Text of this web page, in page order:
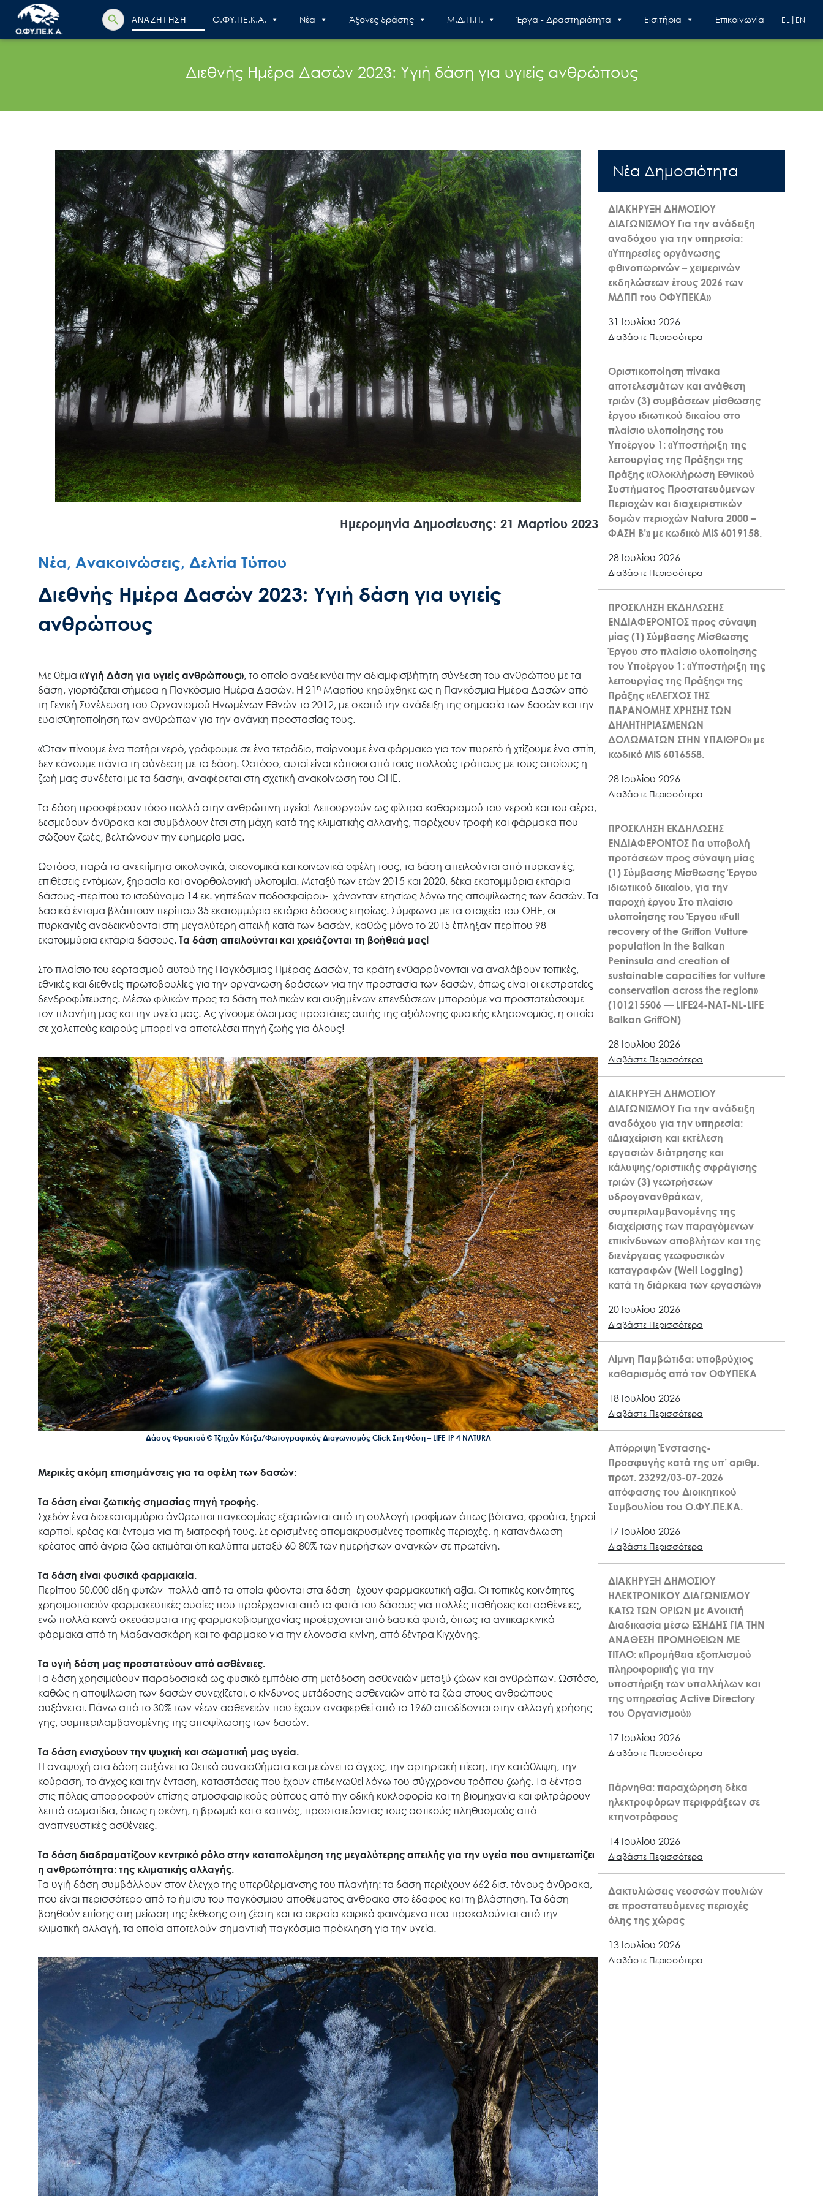
Search
for:
Search Button
Ο.ΦΥ.ΠΕ.Κ.Α. Nέα Άξονες δράσης Μ.Δ.Π.Π. Έργα - Δραστηριότητα Εισιτήρια Επικοινωνία EN
EL
Search
Νέα – Δημοσιότητα
Άξονες δράσης
Μ.Δ.Π.Π.
Έργα
Εισιτήρια
Επικοινωνία
Ακολουθήστε μας
Διεθνής Ημέρα Δασών 2023: Υγιή δάση για υγιείς ανθρώπους
Ημερομηνία Δημοσίευσης: 21 Μαρτίου 2023
Νέα, Ανακοινώσεις, Δελτία Τύπου
Διεθνής Ημέρα Δασών 2023: Υγιή δάση για υγιείς
ανθρώπους
Με θέμα «Υγιή Δάση για υγιείς ανθρώπους», το οποίο αναδεικνύει την αδιαμφισβήτητη σύνδεση του ανθρώπου με τα
δάση, γιορτάζεται σήμερα η Παγκόσμια Ημέρα Δασών. Η 21 η Μαρτίου κηρύχθηκε ως η Παγκόσμια Ημέρα Δασών από
τη Γενική Συνέλευση του Οργανισμού Ηνωμένων Εθνών το 2012, με σκοπό την ανάδειξη της σημασία των δασών και την
ευαισθητοποίηση των ανθρώπων για την ανάγκη προστασίας τους.
«Όταν πίνουμε ένα ποτήρι νερό, γράφουμε σε ένα τετράδιο, παίρνουμε ένα φάρμακο για τον πυρετό ή χτίζουμε ένα σπίτι,
δεν κάνουμε πάντα τη σύνδεση με τα δάση. Ωστόσο, αυτοί είναι κάποιοι από τους πολλούς τρόπους με τους οποίους η
ζωή μας συνδέεται με τα δάση», αναφέρεται στη σχετική ανακοίνωση του ΟΗΕ.
Τα δάση προσφέρουν τόσο πολλά στην ανθρώπινη υγεία! Λειτουργούν ως φίλτρα καθαρισμού του νερού και του αέρα,
δεσμεύουν άνθρακα και συμβάλουν έτσι στη μάχη κατά της κλιματικής αλλαγής, παρέχουν τροφή και φάρμακα που
σώζουν ζωές, βελτιώνουν την ευημερία μας.
Ωστόσο, παρά τα ανεκτίμητα οικολογικά, οικονομικά και κοινωνικά οφέλη τους, τα δάση απειλούνται από πυρκαγιές,
επιθέσεις εντόμων, ξηρασία και ανορθολογική υλοτομία. Μεταξύ των ετών 2015 και 2020, δέκα εκατομμύρια εκτάρια
δάσους -περίπου το ισοδύναμο 14 εκ. γηπέδων ποδοσφαίρου- χάνονταν ετησίως λόγω της αποψίλωσης των δασών. Τα
δασικά έντομα βλάπτουν περίπου 35 εκατομμύρια εκτάρια δάσους ετησίως. Σύμφωνα με τα στοιχεία του ΟΗΕ, οι
πυρκαγιές αναδεικνύονται στη μεγαλύτερη απειλή κατά των δασών, καθώς μόνο το 2015 έπληξαν περίπου 98
εκατομμύρια εκτάρια δάσους. Τα δάση απειλούνται και χρειάζονται τη βοήθειά μας!
Στο πλαίσιο του εορτασμού αυτού της Παγκόσμιας Ημέρας Δασών, τα κράτη ενθαρρύνονται να αναλάβουν τοπικές,
εθνικές και διεθνείς πρωτοβουλίες για την οργάνωση δράσεων για την προστασία των δασών, όπως είναι οι εκστρατείες
δενδροφύτευσης. Μέσω φιλικών προς τα δάση πολιτικών και αυξημένων επενδύσεων μπορούμε να προστατεύσουμε
τον πλανήτη μας και την υγεία μας. Ας γίνουμε όλοι μας προστάτες αυτής της αξιόλογης φυσικής κληρονομιάς, η οποία
σε χαλεπούς καιρούς μπορεί να αποτελέσει πηγή ζωής για όλους!
Δάσος Φρακτού © Τζηχάν Κότζα/Φωτογραφικός Διαγωνισμός Click Στη Φύση – LIFE-IP 4 NATURA
Μερικές ακόμη επισημάνσεις για τα οφέλη των δασών:
Τα δάση είναι ζωτικής σημασίας πηγή τροφής.
Σχεδόν ένα δισεκατομμύριο άνθρωποι παγκοσμίως εξαρτώνται από τη συλλογή τροφίμων όπως βότανα, φρούτα, ξηροί
καρποί, κρέας και έντομα για τη διατροφή τους. Σε ορισμένες απομακρυσμένες τροπικές περιοχές, η κατανάλωση
κρέατος από άγρια ζώα εκτιμάται ότι καλύπτει μεταξύ 60-80% των ημερήσιων αναγκών σε πρωτεΐνη.
Τα δάση είναι φυσικά φαρμακεία.
Περίπου 50.000 είδη φυτών -πολλά από τα οποία φύονται στα δάση- έχουν φαρμακευτική αξία. Οι τοπικές κοινότητες
χρησιμοποιούν φαρμακευτικές ουσίες που προέρχονται από τα φυτά του δάσους για πολλές παθήσεις και ασθένειες,
ενώ πολλά κοινά σκευάσματα της φαρμακοβιομηχανίας προέρχονται από δασικά φυτά, όπως τα αντικαρκινικά
φάρμακα από τη Μαδαγασκάρη και το φάρμακο για την ελονοσία κινίνη, από δέντρα Κιγχόνης.
Τα υγιή δάση μας προστατεύουν από ασθένειες.
Τα δάση χρησιμεύουν παραδοσιακά ως φυσικό εμπόδιο στη μετάδοση ασθενειών μεταξύ ζώων και ανθρώπων. Ωστόσο,
καθώς η αποψίλωση των δασών συνεχίζεται, ο κίνδυνος μετάδοσης ασθενειών από τα ζώα στους ανθρώπους
αυξάνεται. Πάνω από το 30% των νέων ασθενειών που έχουν αναφερθεί από το 1960 αποδίδονται στην αλλαγή χρήσης
γης, συμπεριλαμβανομένης της αποψίλωσης των δασών.
Τα δάση ενισχύουν την ψυχική και σωματική μας υγεία.
Η αναψυχή στα δάση αυξάνει τα θετικά συναισθήματα και μειώνει το άγχος, την αρτηριακή πίεση, την κατάθλιψη, την
κούραση, το άγχος και την ένταση, καταστάσεις που έχουν επιδεινωθεί λόγω του σύγχρονου τρόπου ζωής. Τα δέντρα
στις πόλεις απορροφούν επίσης ατμοσφαιρικούς ρύπους από την οδική κυκλοφορία και τη βιομηχανία και φιλτράρουν
λεπτά σωματίδια, όπως η σκόνη, η βρωμιά και ο καπνός, προστατεύοντας τους αστικούς πληθυσμούς από
αναπνευστικές ασθένειες.
Τα δάση διαδραματίζουν κεντρικό ρόλο στην καταπολέμηση της μεγαλύτερης απειλής για την υγεία που αντιμετωπίζει
η ανθρωπότητα: της κλιματικής αλλαγής.
Τα υγιή δάση συμβάλλουν στον έλεγχο της υπερθέρμανσης του πλανήτη: τα δάση περιέχουν 662 δισ. τόνους άνθρακα,
που είναι περισσότερο από το ήμισυ του παγκόσμιου αποθέματος άνθρακα στο έδαφος και τη βλάστηση. Τα δάση
βοηθούν επίσης στη μείωση της έκθεσης στη ζέστη και τα ακραία καιρικά φαινόμενα που προκαλούνται από την
κλιματική αλλαγή, τα οποία αποτελούν σημαντική παγκόσμια πρόκληση για την υγεία.
Nέα Δημοσιότητα
ΔΙΑΚΗΡΥΞΗ ΔΗΜΟΣΙΟΥ
ΔΙΑΓΩΝΙΣΜΟΥ Για την ανάδειξη
αναδόχου για την υπηρεσία:
«Υπηρεσίες οργάνωσης
φθινοπωρινών – χειμερινών
εκδηλώσεων έτους 2026 των
ΜΔΠΠ του ΟΦΥΠΕΚΑ»
31 Ιουλίου 2026
Διαβάστε Περισσότερα
Οριστικοποίηση πίνακα
αποτελεσμάτων και ανάθεση
τριών (3) συμβάσεων μίσθωσης
έργου ιδιωτικού δικαίου στο
πλαίσιο υλοποίησης του
Υποέργου 1: «Υποστήριξη της
λειτουργίας της Πράξης» της
Πράξης «Ολοκλήρωση Εθνικού
Συστήματος Προστατευόμενων
Περιοχών και διαχειριστικών
δομών περιοχών Natura 2000 –
ΦΑΣΗ Β’» με κωδικό MIS 6019158.
28 Ιουλίου 2026
Διαβάστε Περισσότερα
ΠΡΟΣΚΛΗΣΗ ΕΚΔΗΛΩΣΗΣ
ΕΝΔΙΑΦΕΡΟΝΤΟΣ προς σύναψη
μίας (1) Σύμβασης Μίσθωσης
Έργου στο πλαίσιο υλοποίησης
του Υποέργου 1: «Υποστήριξη της
λειτουργίας της Πράξης» της
Πράξης «ΕΛΕΓΧΟΣ ΤΗΣ
ΠΑΡΑΝΟΜΗΣ ΧΡΗΣΗΣ ΤΩΝ
ΔΗΛΗΤΗΡΙΑΣΜΕΝΩΝ
ΔΟΛΩΜΑΤΩΝ ΣΤΗΝ ΥΠΑΙΘΡΟ» με
κωδικό MIS 6016558.
28 Ιουλίου 2026
Διαβάστε Περισσότερα
ΠΡΟΣΚΛΗΣΗ ΕΚΔΗΛΩΣΗΣ
ΕΝΔΙΑΦΕΡΟΝΤΟΣ Για υποβολή
προτάσεων προς σύναψη μίας
(1) Σύμβασης Μίσθωσης Έργου
ιδιωτικού δικαίου, για την
παροχή έργου Στο πλαίσιο
υλοποίησης του Έργου «Full
recovery of the Griffon Vulture
population in the Balkan
Peninsula and creation of
sustainable capacities for vulture
conservation across the region»
(101215506 — LIFE24-NAT-NL-LIFE
Balkan GriffON)
28 Ιουλίου 2026
Διαβάστε Περισσότερα
ΔΙΑΚΗΡΥΞΗ ΔΗΜΟΣΙΟΥ
ΔΙΑΓΩΝΙΣΜΟΥ Για την ανάδειξη
αναδόχου για την υπηρεσία:
«Διαχείριση και εκτέλεση
εργασιών διάτρησης και
κάλυψης/οριστικής σφράγισης
τριών (3) γεωτρήσεων
υδρογονανθράκων,
συμπεριλαμβανομένης της
διαχείρισης των παραγόμενων
επικίνδυνων αποβλήτων και της
διενέργειας γεωφυσικών
καταγραφών (Well Logging)
κατά τη διάρκεια των εργασιών»
20 Ιουλίου 2026
Διαβάστε Περισσότερα
Λίμνη Παμβώτιδα: υποβρύχιος
καθαρισμός από τον ΟΦΥΠΕΚΑ
18 Ιουλίου 2026
Διαβάστε Περισσότερα
Απόρριψη Ένστασης-
Προσφυγής κατά της υπ’ αριθμ.
πρωτ. 23292/03-07-2026
απόφασης του Διοικητικού
Συμβουλίου του Ο.ΦΥ.ΠΕ.ΚΑ.
17 Ιουλίου 2026
Διαβάστε Περισσότερα
ΔΙΑΚΗΡΥΞΗ ΔΗΜΟΣΙΟΥ
ΗΛΕΚΤΡΟΝΙΚΟΥ ΔΙΑΓΩΝΙΣΜΟΥ
ΚΑΤΩ ΤΩΝ ΟΡΙΩΝ με Ανοικτή
Διαδικασία μέσω ΕΣΗΔΗΣ ΓΙΑ ΤΗΝ
ΑΝΑΘΕΣΗ ΠΡΟΜΗΘΕΙΩΝ ΜΕ
ΤΙΤΛΟ: «Προμήθεια εξοπλισμού
πληροφορικής για την
υποστήριξη των υπαλλήλων και
της υπηρεσίας Active Directory
του Οργανισμού»
17 Ιουλίου 2026
Διαβάστε Περισσότερα
Πάρνηθα: παραχώρηση δέκα
ηλεκτροφόρων περιφράξεων σε
κτηνοτρόφους
14 Ιουλίου 2026
Διαβάστε Περισσότερα
Δακτυλιώσεις νεοσσών πουλιών
σε προστατευόμενες περιοχές
όλης της χώρας
13 Ιουλίου 2026
Διαβάστε Περισσότερα